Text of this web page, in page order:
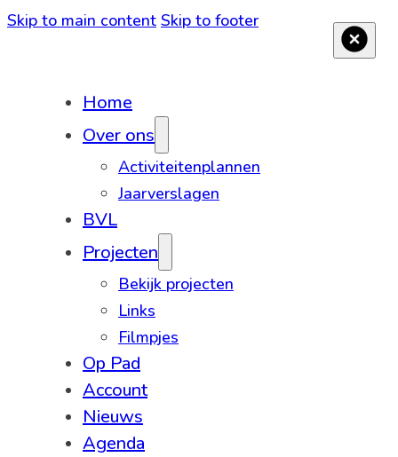
Skip to main content Skip to footer
Home
Over ons
Activiteitenplannen
Jaarverslagen
BVL
Projecten
Bekijk projecten
Links
Filmpjes
Op Pad
Account
Nieuws
Agenda